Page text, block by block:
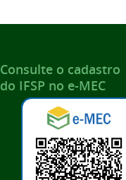
Consulte o cadastro
do IFSP no e-MEC